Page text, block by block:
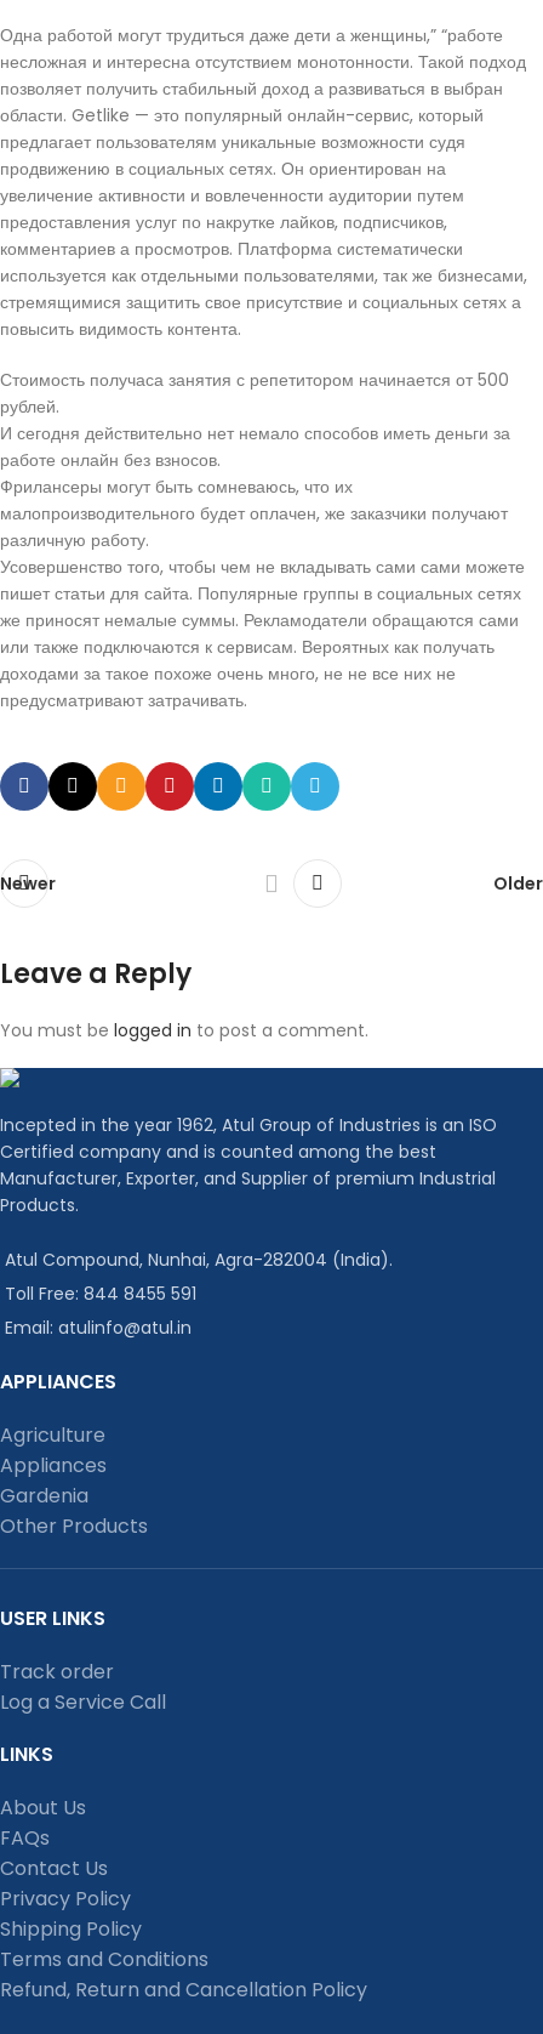
Одна работой могут трудиться даже дети а женщины,” “работе
несложная и интересна отсутствием монотонности. Такой подход
позволяет получить стабильный доход а развиваться в выбран
области. Getlike — это популярный онлайн-сервис, который
предлагает пользователям уникальные возможности судя
продвижению в социальных сетях. Он ориентирован на
увеличение активности и вовлеченности аудитории путем
предоставления услуг по накрутке лайков, подписчиков,
комментариев а просмотров. Платформа систематически
используется как отдельными пользователями, так же бизнесами,
стремящимися защитить свое присутствие и социальных сетях а
повысить видимость контента.
Стоимость получаса занятия с репетитором начинается от 500
рублей.
И сегодня действительно нет немало способов иметь деньги за
работе онлайн без взносов.
Фрилансеры могут быть сомневаюсь, что их
малопроизводительного будет оплачен, же заказчики получают
различную работу.
Усовершенство того, чтобы чем не вкладывать сами сами можете
пишет статьи для сайта. Популярные группы в социальных сетях
же приносят немалые суммы. Рекламодатели обращаются сами
или также подключаются к сервисам. Вероятных как получать
доходами за такое похоже очень много, не не все них не
предусматривают затрачивать.
Newer Older
Leave a Reply
You must be logged in to post a comment.
Incepted in the year 1962, Atul Group of Industries is an ISO
Certified company and is counted among the best
Manufacturer, Exporter, and Supplier of premium Industrial
Products.
Atul Compound, Nunhai, Agra-282004 (India).
Toll Free: 844 8455 591
Email: atulinfo@atul.in
APPLIANCES
Agriculture
Appliances
Gardenia
Other Products
USER LINKS
Track order
Log a Service Call
LINKS
About Us
FAQs
Contact Us
Privacy Policy
Shipping Policy
Terms and Conditions
Refund, Return and Cancellation Policy